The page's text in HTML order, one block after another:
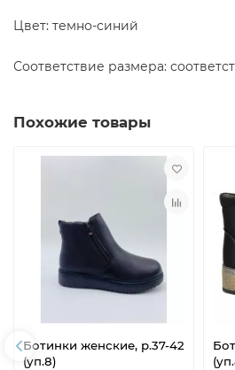
Цвет: темно-синий
Соответствие размера:
Похожие товары
Ботинки женские, р.37-42
(уп.8)